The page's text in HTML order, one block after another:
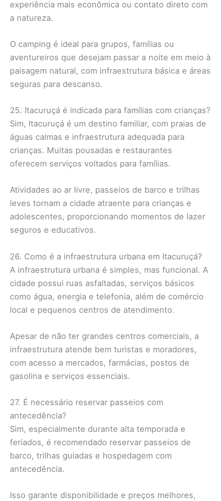
experiência mais econômica ou contato direto com
a natureza.
O camping é ideal para grupos, famílias ou
aventureiros que desejam passar a noite em meio à
paisagem natural, com infraestrutura básica e áreas
seguras para descanso.
25. Itacuruçá é indicada para famílias com crianças?
Sim, Itacuruçá é um destino familiar, com praias de
águas calmas e infraestrutura adequada para
crianças. Muitas pousadas e restaurantes
oferecem serviços voltados para famílias.
Atividades ao ar livre, passeios de barco e trilhas
leves tornam a cidade atraente para crianças e
adolescentes, proporcionando momentos de lazer
seguros e educativos.
26. Como é a infraestrutura urbana em Itacuruçá?
A infraestrutura urbana é simples, mas funcional. A
cidade possui ruas asfaltadas, serviços básicos
como água, energia e telefonia, além de comércio
local e pequenos centros de atendimento.
Apesar de não ter grandes centros comerciais, a
infraestrutura atende bem turistas e moradores,
com acesso a mercados, farmácias, postos de
gasolina e serviços essenciais.
27. É necessário reservar passeios com
antecedência?
Sim, especialmente durante alta temporada e
feriados, é recomendado reservar passeios de
barco, trilhas guiadas e hospedagem com
antecedência.
Isso garante disponibilidade e preços melhores,